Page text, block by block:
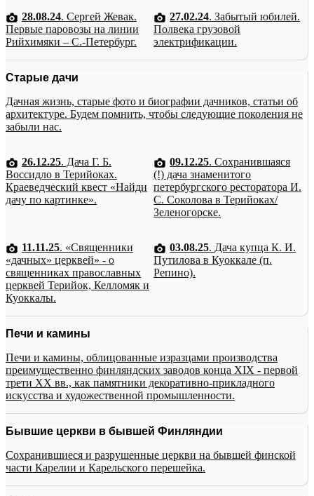
28.08.24. Сергей Жевак.
Первые паровозы на линии
Рийхимяки – С.-Петербург.
27.02.24. Забытый юбилей.
Полвека грузовой
электрификации.
Старые дачи
Дачная жизнь, старые фото и биографии дачников, статьи об
архитектуре. Будем помнить, чтобы следующие поколения не
забыли нас.
26.12.25. Дача Г. Б.
Воссидло в Терийоках.
Краеведческий квест «Найди
дачу по картинке».
09.12.25. Сохранившаяся
(!) дача знаменитого
петербургского ресторатора И.
С. Соколова в Терийоках/
Зеленогорске.
11.11.25. «Священники
«дачных» церквей» - о
священниках православных
церквей Терийок, Келломяк и
Куоккалы.
03.08.25. Дача купца К. И.
Путилова в Куоккале (п.
Репино).
Печи и камины
Печи и камины, облицованные изразцами производства
преимущественно финляндских заводов конца XIX - первой
трети XX вв., как памятники декоративно-прикладного
искусства и художественной промышленности.
Бывшие церкви в бывшей Финляндии
Сохранившиеся и разрушенные церкви на бывшей финской
части Карелии и Карельского перешейка.